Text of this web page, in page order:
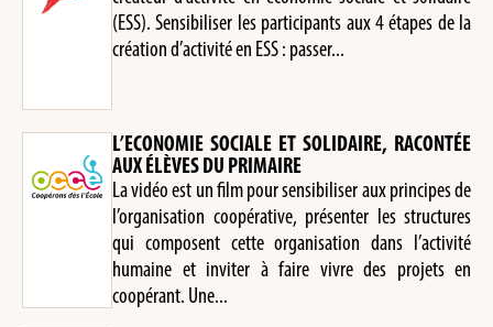
(ESS). Sensibiliser les participants aux 4 étapes de la
création d’activité en ESS : passer...
L’ECONOMIE SOCIALE ET SOLIDAIRE, RACONTÉE
AUX ÉLÈVES DU PRIMAIRE
La vidéo est un film pour sensibiliser aux principes de
l’organisation coopérative, présenter les structures
qui composent cette organisation dans l’activité
humaine et inviter à faire vivre des projets en
coopérant. Une...